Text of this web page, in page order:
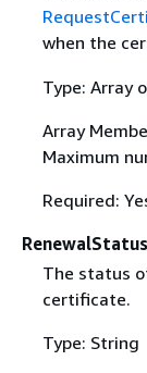
when the
Type: Array
Array
Maximum
Required:
RenewalStatus
The status
certificate.
Type: String